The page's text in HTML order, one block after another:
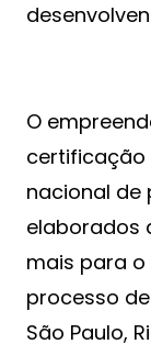
O
certificação
nacional de
elaborados
mais para
processo
São Paulo,